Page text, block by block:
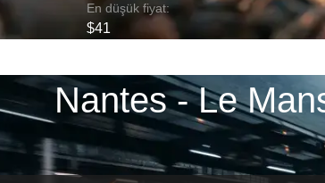
En düşük fiyat:
$41
Nantes - Le